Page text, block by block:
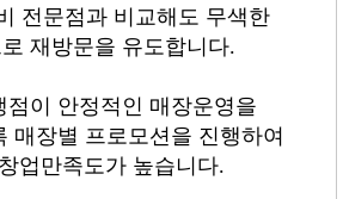
전문점과 비교해도 무색한
재방문을 유도합니다.
점이 안정적인 매장운영을
매장별 프로모션을 진행하여
업만족도가 높습니다.